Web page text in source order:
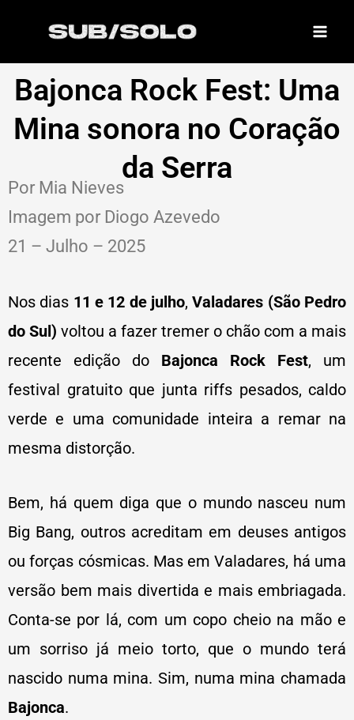
Bajonca Rock Fest: Uma
Mina sonora no Coração
da Serra
Por Mia Nieves
Imagem por Diogo Azevedo
21 – Julho – 2025
Nos dias 11 e 12 de julho,Valadares (São Pedro
do Sul) voltou a fazer tremer o chão com a mais
recente edição do Bajonca Rock Fest, um
festival gratuito que junta riffs pesados, caldo
verde e uma comunidade inteira a remar na
mesma distorção.
Bem, há quem diga que o mundo nasceu num
Big Bang, outros acreditam em deuses antigos
ou forças cósmicas. Mas em Valadares, há uma
versão bem mais divertida e mais embriagada.
Conta-se por lá, com um copo cheio na mão e
um sorriso já meio torto, que o mundo terá
nascido numa mina. Sim, numa mina chamada
Bajonca.